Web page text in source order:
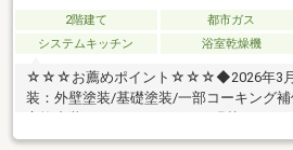
2階建て 都市ガス
システムキッチン
浴室乾燥機
☆☆☆お薦めポイント☆☆☆◆2026年3月
装：外壁塗装/基礎塗装/一部コーキング
交換/洗面化粧台交換/クロス張替/畳表替